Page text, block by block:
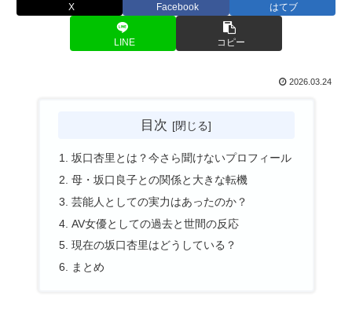
X Facebook はてブ
LINE コピー
2026.03.24
目次
坂口杏里とは？今さら聞けないプロフィール
母・坂口良子との関係と大きな転機
芸能人としての実力はあったのか？
AV女優としての過去と世間の反応
現在の坂口杏里はどうしている？
まとめ